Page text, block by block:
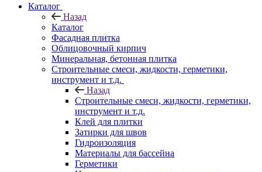
Каталог
Назад
Каталог
Фасадная плитка
Облицовочный кирпич
Минеральная, бетонная плитка
Строительные смеси, жидкости, герметики,
инструмент и т.д.
Назад
Строительные смеси, жидкости, герметики,
инструмент и т.д.
Клей для плитки
Затирки для швов
Гидроизоляция
Материалы для бассейна
Герметики